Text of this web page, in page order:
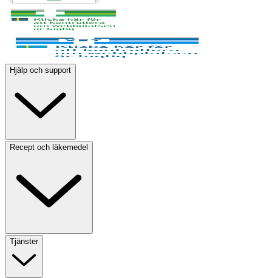
Hjälp och support
Recept och läkemedel
Tjänster